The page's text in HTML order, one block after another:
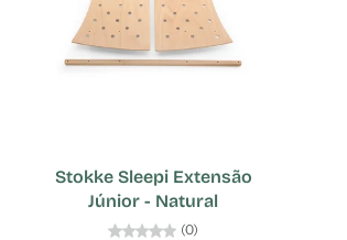
Stokke Sleepi Extensão
Júnior - Natural
(0)